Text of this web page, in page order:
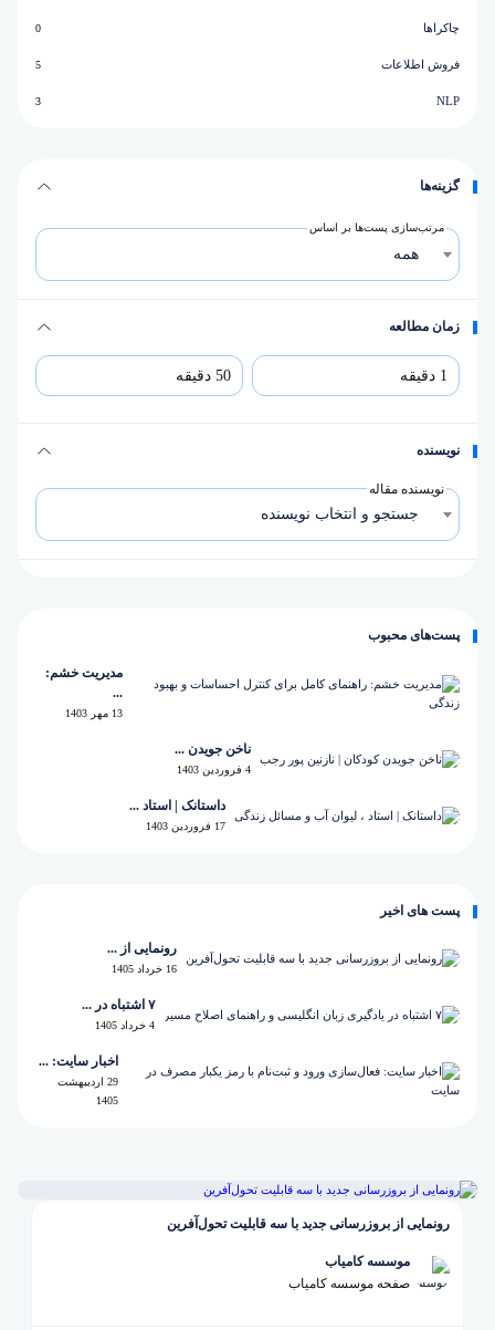
چاکراها 0
فروش اطلاعات 5
NLP
3
گزینه‌ها
مرتب‌سازی پست‌ها بر اساس
همه
زمان مطالعه
نویسنده
نویسنده مقاله
جستجو و انتخاب نویسنده
پست‌های محبوب
مدیریت خشم:
...
13 مهر 1403
ناخن جویدن ...
4 فروردین 1403
داستانک | استاد ...
17 فروردین 1403
پست های اخیر
رونمایی از ...
16 خرداد 1405
۷ اشتباه در ...
4 خرداد 1405
اخبار سایت: ...
29 اردیبهشت
1405
رونمایی از بروزرسانی جدید با سه قابلیت تحول‌آفرین
موسسه کامیاب
صفحه موسسه کامیاب